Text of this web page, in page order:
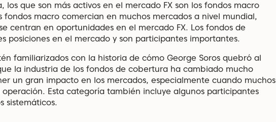
que son más activos en el mercado FX son los fondos macro
fondos macro comercian en muchos mercados a nivel mundial,
centran en oportunidades en el mercado FX. Los fondos de
posiciones en el mercado y son participantes importantes.
familiarizados con la historia de cómo George Soros quebró al
la industria de los fondos de cobertura ha cambiado mucho
un gran impacto en los mercados, especialmente cuando muchos
Esta categoría también incluye algunos participantes
sistemáticos.